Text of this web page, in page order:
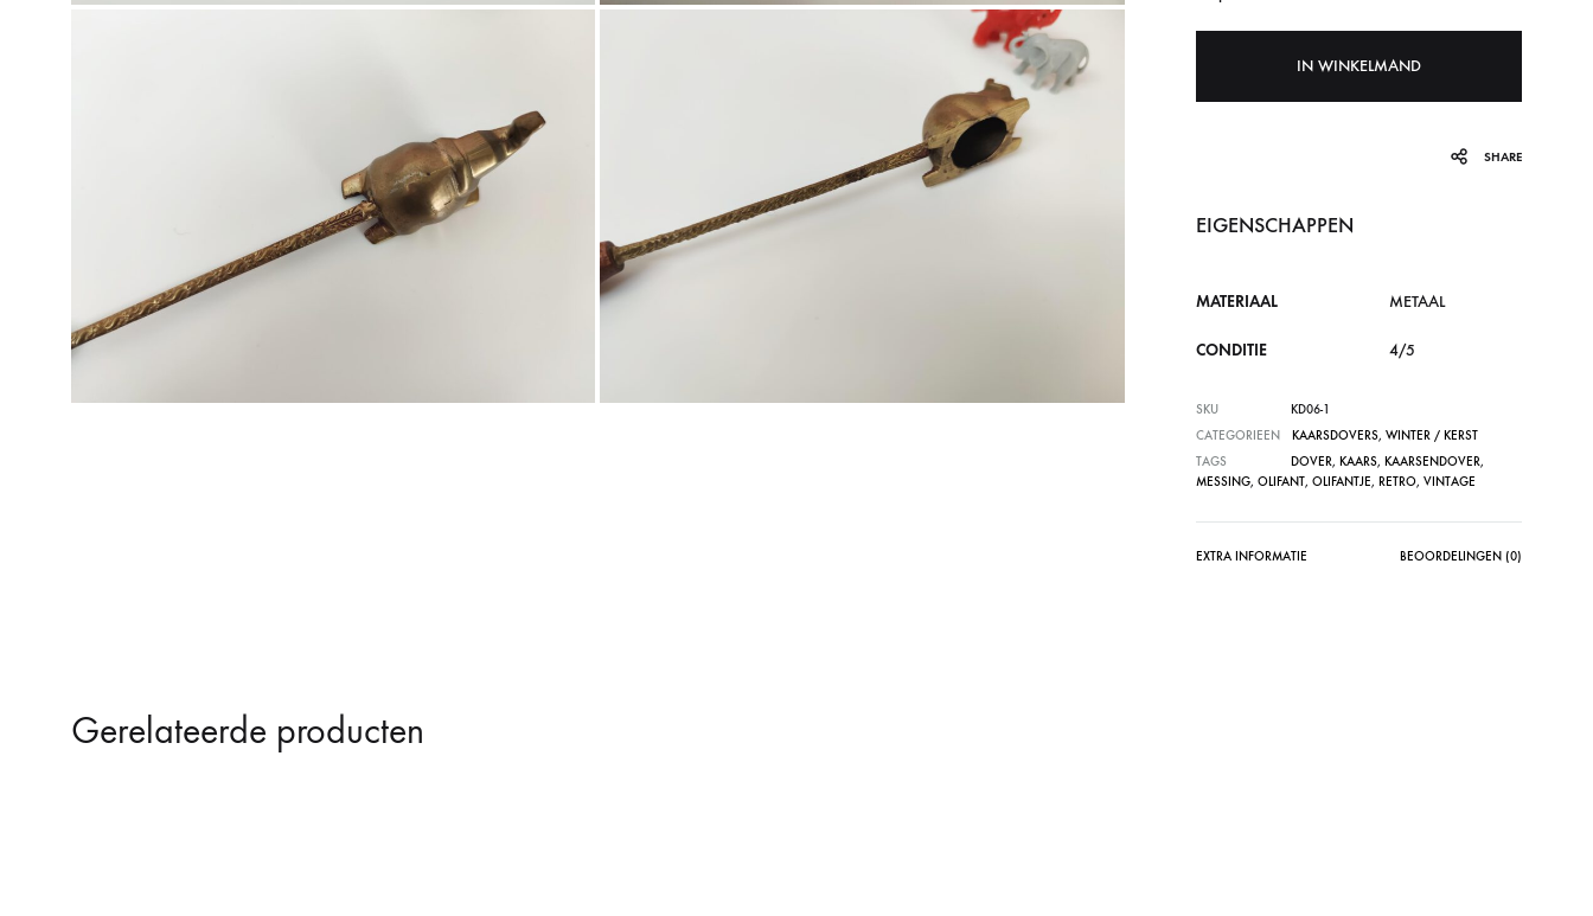
IN WINKELMAND
SHARE
EIGENSCHAPPEN
MATERIAAL METAAL
CONDITIE 4/5
SKU
KD06-1
CATEGORIEEN
KAARSDOVERS, WINTER / KERST
TAGS
DOVER, KAARS, KAARSENDOVER,
MESSING, OLIFANT, OLIFANTJE, RETRO, VINTAGE
EXTRA INFORMATIE BEOORDELINGEN (0)
Gerelateerde producten